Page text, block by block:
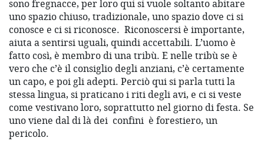
sono fregnacce, per loro qui si vuole soltanto abitare
uno spazio chiuso, tradizionale, uno spazio dove ci si
conosce e ci si riconosce. Riconoscersi è importante,
aiuta a sentirsi uguali, quindi accettabili. L’uomo è
fatto così, è membro di una tribù. E nelle tribù se è
vero che c’è il consiglio degli anziani, c’è certamente
un capo, e poi gli adepti. Perciò qui si parla tutti la
stessa lingua, si praticano i riti degli avi, e ci si veste
come vestivano loro, soprattutto nel giorno di festa. Se
uno viene dal di là dei confini è forestiero, un
pericolo.